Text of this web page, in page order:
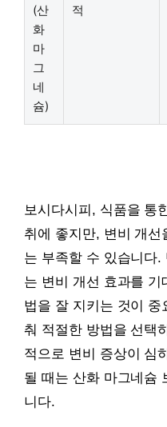
(산
화
마
그
네
슘)
적
보시다시피, 식품을 통
취에 좋지만, 변비 개
는 부족할 수 있습니다.
는 변비 개선 효과를
법을 잘 지키는 것이
춰 적절한 방법을 선택
적으로 변비 증상이 심
될 때는 산화 마그네슘
니다.